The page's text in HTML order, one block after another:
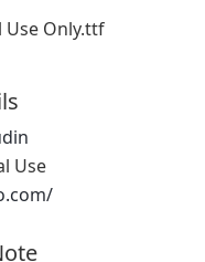
Use Only.ttf
Use